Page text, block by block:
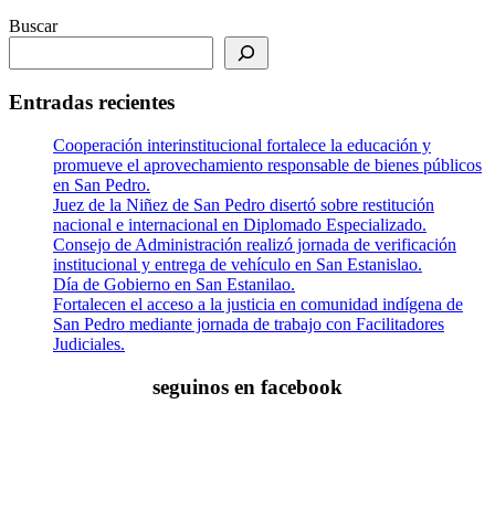
Buscar
Entradas recientes
Cooperación interinstitucional fortalece la educación y
promueve el aprovechamiento responsable de bienes públicos
en San Pedro.
Juez de la Niñez de San Pedro disertó sobre restitución
nacional e internacional en Diplomado Especializado.
Consejo de Administración realizó jornada de verificación
institucional y entrega de vehículo en San Estanislao.
Día de Gobierno en San Estanilao.
Fortalecen el acceso a la justicia en comunidad indígena de
San Pedro mediante jornada de trabajo con Facilitadores
Judiciales.
seguinos en facebook